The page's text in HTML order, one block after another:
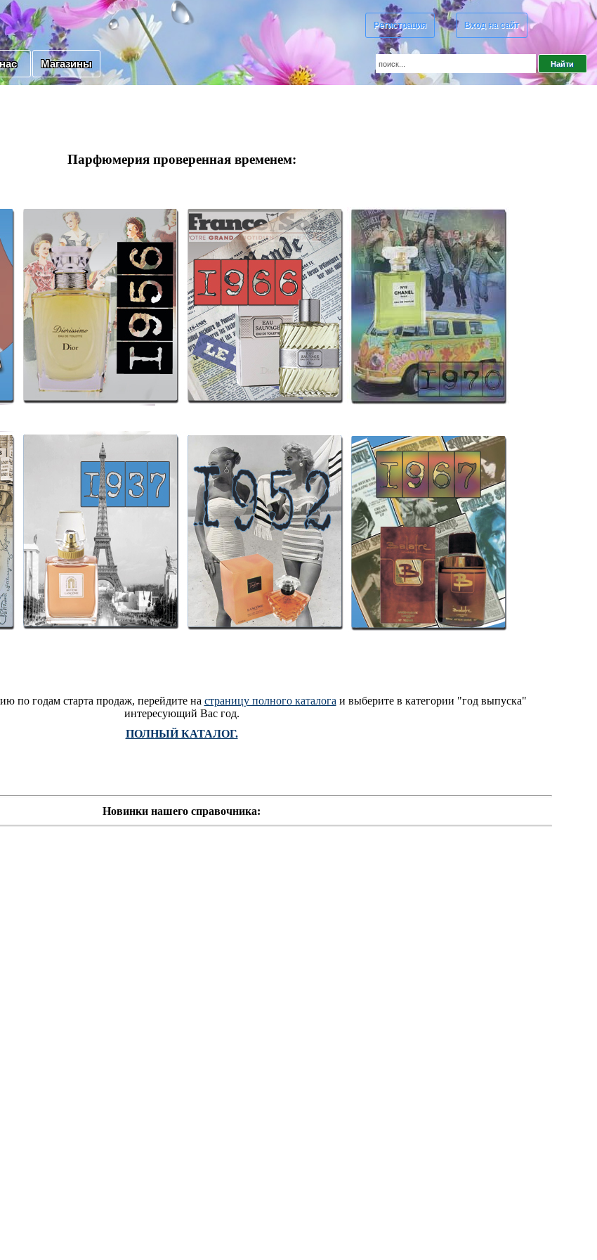
Регистрация Вход на сайт
Магазины
Парфюмерия проверенная временем:
по годам старта продаж, перейдите на страницу полного каталога и выберите в категории "год выпуска"
интересующий Вас год.
ПОЛНЫЙ КАТАЛОГ.
Новинки нашего справочника: